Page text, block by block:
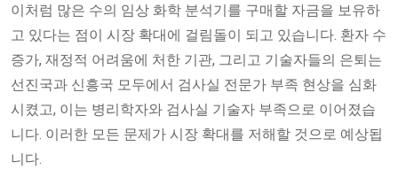
이처럼 많은 수의 임상 화학 분석기를 구매할 자금을 보유하
고 있다는 점이 시장 확대에 걸림돌이 되고 있습니다. 환자 수
증가, 재정적 어려움에 처한 기관, 그리고 기술자들의 은퇴는
선진국과 신흥국 모두에서 검사실 전문가 부족 현상을 심화
시켰고, 이는 병리학자와 검사실 기술자 부족으로 이어졌습
니다. 이러한 모든 문제가 시장 확대를 저해할 것으로 예상됩
니다.